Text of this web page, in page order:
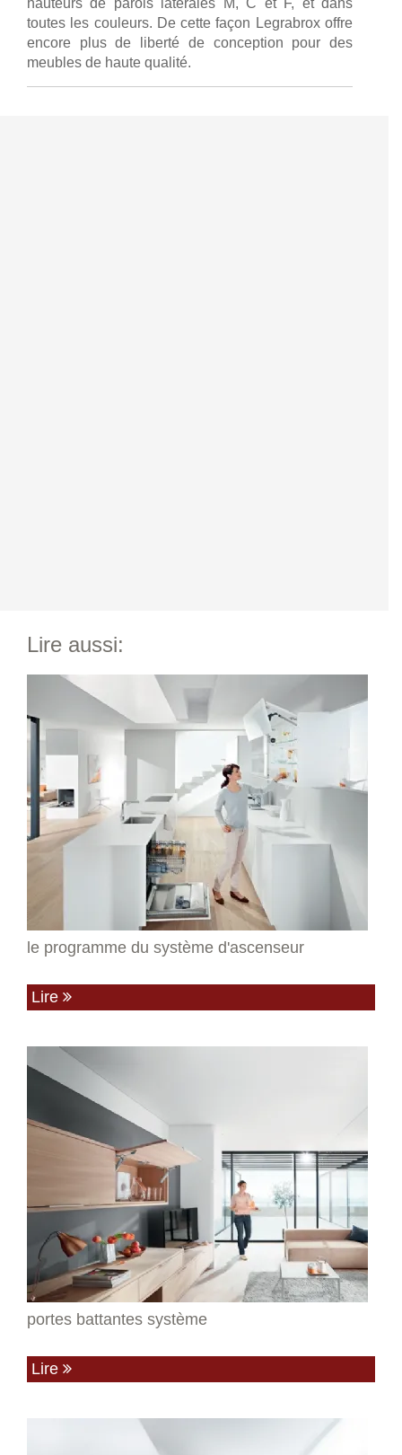
toutes les couleurs. De cette façon Legrabrox offre
encore plus de liberté de conception pour des
meubles de haute qualité.
Lire aussi:
le programme du système d'ascenseur
Lire
portes battantes système
Lire